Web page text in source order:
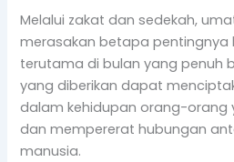
Melalui zakat dan sedekah,
merasakan betapa pentingnya
terutama di bulan yang penuh
yang diberikan dapat
dalam kehidupan orang-orang
dan mempererat hubungan
manusia.